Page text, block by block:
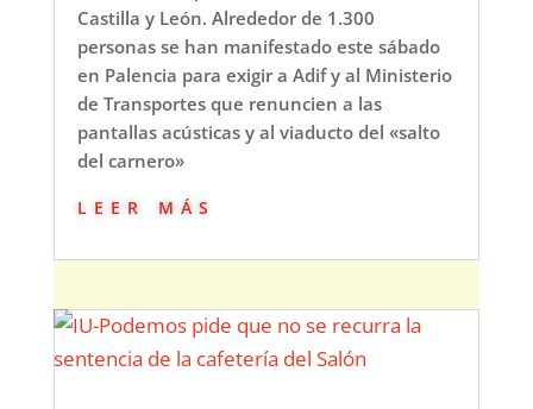
Castilla y León. Alrededor de 1.300
personas se han manifestado este sábado
en Palencia para exigir a Adif y al Ministerio
de Transportes que renuncien a las
pantallas acústicas y al viaducto del «salto
del carnero»
leer más